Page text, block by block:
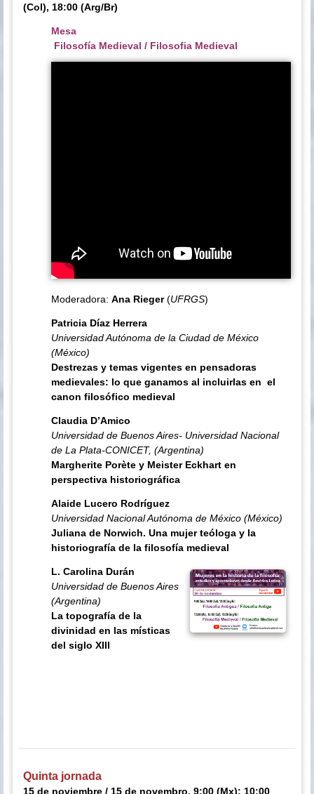
(Col), 18:00 (Arg/Br)
Mesa
Filosofía Medieval / Filosofia Medieval
Moderadora:Ana Rieger(UFRGS)
Patricia Díaz Herrera
Universidad Autónoma de la Ciudad de México
(México)
Destrezas y temas vigentes en pensadoras
medievales: lo que ganamos al incluirlas en el
canon filosófico medieval
Claudia D’Amico
Universidad de Buenos Aires- Universidad Nacional
de La Plata-CONICET, (Argentina)
Margherite Porète y Meister Eckhart en
perspectiva historiográfica
Alaide Lucero Rodríguez
Universidad Nacional Autónoma de México (México)
Juliana de Norwich. Una mujer teóloga y la
historiografía de la filosofía medieval
L. Carolina Durán
Universidad de Buenos Aires
(Argentina)
La topografía de la
divinidad en las místicas
del siglo XIII
Quinta jornada
15 de noviembre / 15 de novembro, 9:00 (Mx); 10:00